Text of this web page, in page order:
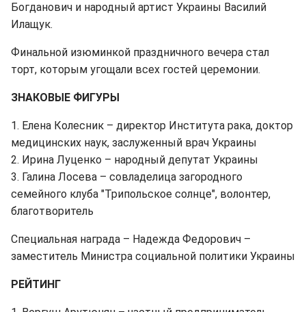
Богданович и народный артист Украины Василий
Илащук.
Финальной изюминкой праздничного вечера стал
торт, которым угощали всех гостей церемонии.
ЗНАКОВЫЕ ФИГУРЫ
1. Елена Колесник – директор Института рака, доктор
медицинских наук, заслуженный врач Украины
2. Ирина Луценко – народный депутат Украины
3. Галина Лосева – совладелица загородного
семейного клуба "Трипольское солнце", волонтер,
благотворитель
Специальная награда – Надежда Федорович –
заместитель Министра социальной политики Украины
РЕЙТИНГ